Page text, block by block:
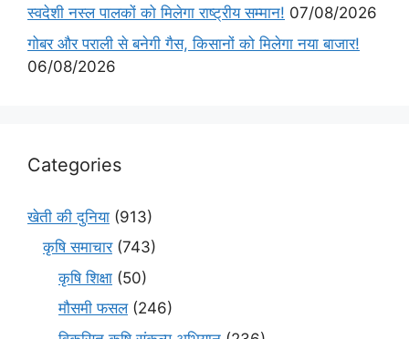
स्वदेशी नस्ल पालकों को मिलेगा राष्ट्रीय सम्मान! 07/08/2026
गोबर और पराली से बनेगी गैस, किसानों को मिलेगा नया बाजार!
06/08/2026
Categories
खेती की दुनिया (913)
कृषि समाचार(743)
कृषि शिक्षा (50)
मौसमी फसल(246)